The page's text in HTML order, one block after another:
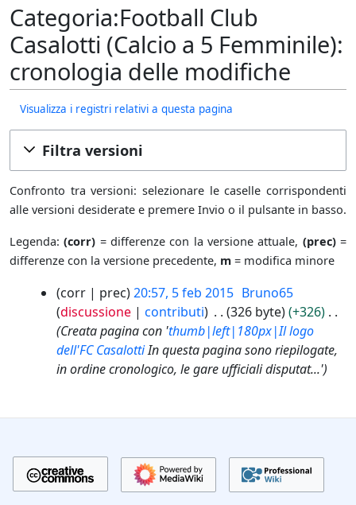
Categoria:Football Club
Casalotti (Calcio a 5 Femminile):
cronologia delle modifiche
Visualizza i registri relativi a questa pagina
Filtra versioni
Confronto tra versioni: selezionare le caselle corrispondenti
alle versioni desiderate e premere Invio o il pulsante in basso.
Legenda:(corr) = differenze con la versione attuale, (prec)=
differenze con la versione precedente, m = modifica minore
5
corr prec 20:57, 5 feb 2015 Bruno65
discussione
contributi 326 byte
+326
Creata pagina con 'thumb|left|180px|Il logo
dell'FC CasalottiIn questa pagina sono riepilogate,
in ordine cronologico, le gare ufficiali disputat...'